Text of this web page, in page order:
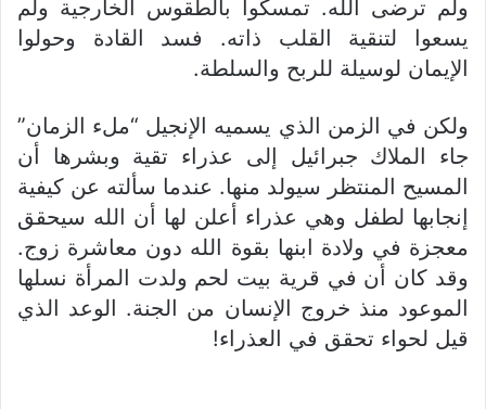
ولم ترضى الله. تمسكوا بالطقوس الخارجية ولم
يسعوا لتنقية القلب ذاته. فسد القادة وحولوا
الإيمان لوسيلة للربح والسلطة.
ولكن في الزمن الذي يسميه الإنجيل “ملء الزمان”
جاء الملاك جبرائيل إلى عذراء تقية وبشرها أن
المسيح المنتظر سيولد منها. عندما سألته عن كيفية
إنجابها لطفل وهي عذراء أعلن لها أن الله سيحقق
معجزة في ولادة ابنها بقوة الله دون معاشرة زوج.
وقد كان أن في قرية بيت لحم ولدت المرأة نسلها
الموعود منذ خروج الإنسان من الجنة. الوعد الذي
قيل لحواء تحقق في العذراء!